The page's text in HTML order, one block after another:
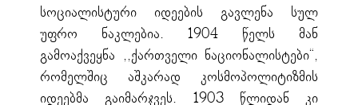
სოციალისტური იდეების გავლენა სულ
უფრო ნაკლებია. 1904 წელს მან
გამოაქვეყნა ,,ქართველი ნაციონალისტები“,
რომელშიც აშკარად კოსმოპოლიტიზმის
იდეებმა გაიმარჯვეს. 1903 წლიდან კი